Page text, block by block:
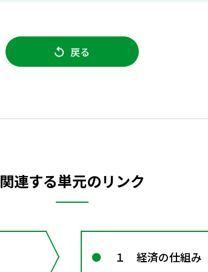
戻る
関連する単元のリンク
１ 経済の仕組み